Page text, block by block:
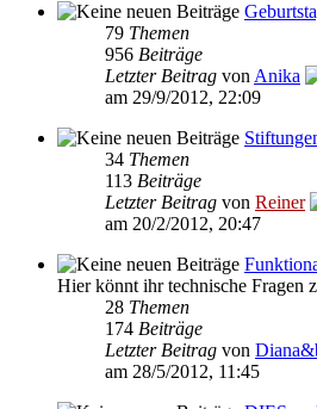
79 Themen
956 Beiträge
Letzter Beitrag vonAnika
am 29/9/2012, 22:09
34 Themen
113 Beiträge
Letzter Beitrag von Reiner
am 20/2/2012, 20:47
Hier könnt ihr technische Fragen
28 Themen
174 Beiträge
Letzter Beitrag von
am 28/5/2012, 11:45